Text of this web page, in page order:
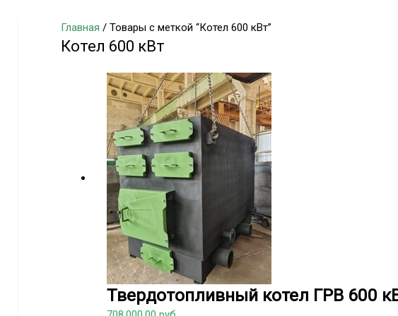
Главная / Товары с меткой “Котел 600 кВт”
Котел 600 кВт
Твердотопливный котел ГРВ 600